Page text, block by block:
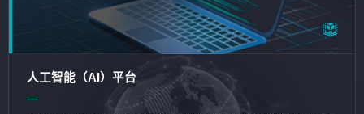
人工智能（AI）平台